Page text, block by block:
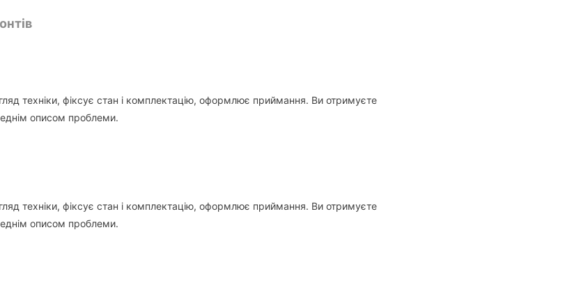
техніки, фіксує стан і комплектацію, оформлює приймання. Ви отримуєте
описом проблеми.
техніки, фіксує стан і комплектацію, оформлює приймання. Ви отримуєте
описом проблеми.